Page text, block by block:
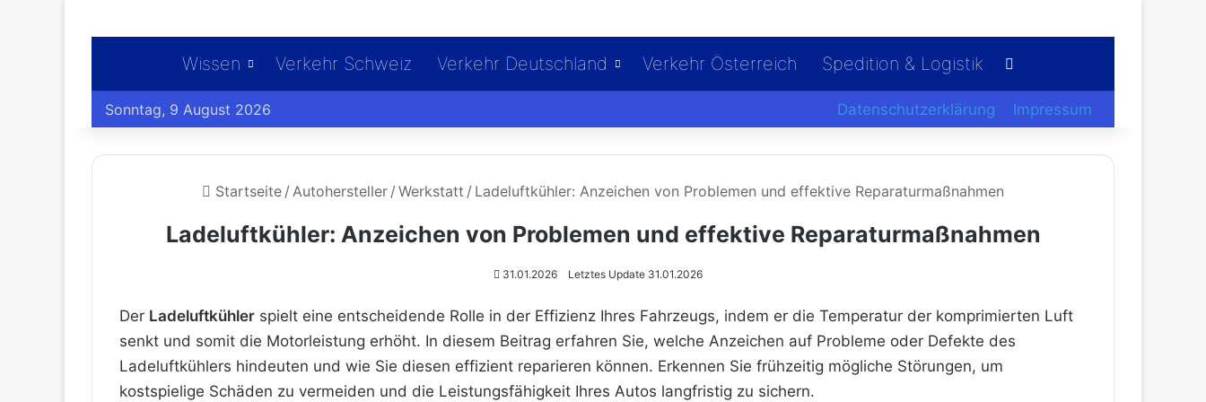
Wissen Verkehr Schweiz Verkehr Deutschland Verkehr Österreich Spedition & Logistik
Sonntag, 9 August 2026 Datenschutzerklärung Impressum
Startseite / Autohersteller / Werkstatt / Ladeluftkühler: Anzeichen von Problemen und effektive Reparaturmaßnahmen
Ladeluftkühler: Anzeichen von Problemen und effektive Reparaturmaßnahmen
31.01.2026 Letztes Update 31.01.2026
Der Ladeluftkühler spielt eine entscheidende Rolle in der Effizienz Ihres Fahrzeugs, indem er die Temperatur der komprimierten Luft
senkt und somit die Motorleistung erhöht. In diesem Beitrag erfahren Sie, welche Anzeichen auf Probleme oder Defekte des
Ladeluftkühlers hindeuten und wie Sie diesen effizient reparieren können. Erkennen Sie frühzeitig mögliche Störungen, um
kostspielige Schäden zu vermeiden und die Leistungsfähigkeit Ihres Autos langfristig zu sichern.